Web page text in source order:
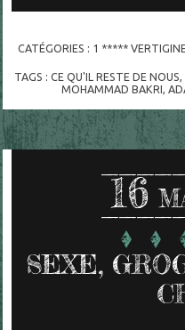
CATÉGORIES : 1 *****
TAGS :CE QU'IL RESTE DE NOUS,
MOHAMMAD BAKRI,
16
SEXE,